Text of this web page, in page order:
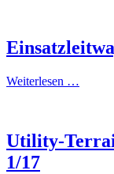
Weiterlesen …
Utility-
1/17